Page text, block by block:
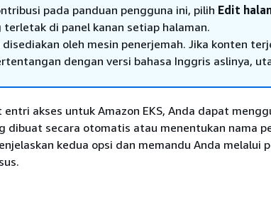
pada panduan pengguna ini, pilih Edit
di panel kanan setiap halaman.
oleh mesin penerjemah. Jika konten
dengan versi bahasa Inggris aslinya,
akses untuk Amazon EKS, Anda dapat
dibuat secara otomatis atau menentukan nama
kedua opsi dan memandu Anda melalui